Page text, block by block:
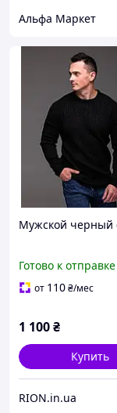
Альфа Маркет
Мужской черный
Готово к отправке
от 110₴/мес
1 100₴
Купить
RION.in.ua